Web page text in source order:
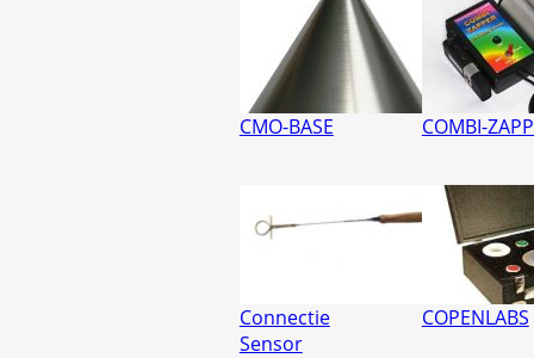
CMO-BASE COMBI-
Connectie
Sensor
COPENLABS